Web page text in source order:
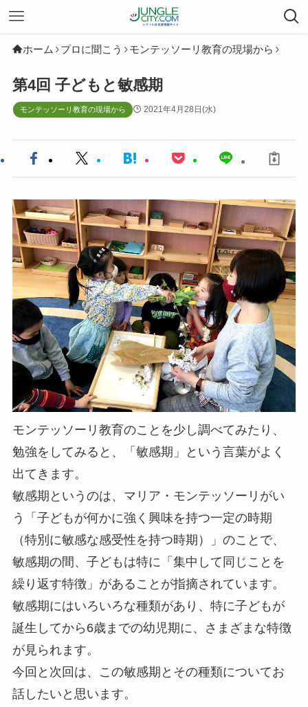
ホーム プロに聞こう モンテッソーリ教育の現場から
第4回 子どもと敏感期
モンテッソーリ教育の現場から 2021年4月28日(水)
モンテッソーリ教育のことを少し調べてみたり、
勉強をしてみると、「敏感期」という言葉がよく
出てきます。
敏感期というのは、マリア・モンテッソーリがい
う「子どもが何かに強く興味を持つ一定の時期
（特別に敏感な感受性を持つ時期）」のことで、
敏感期の間、子どもは特に「集中して同じことを
繰り返す特徴」があることが指摘されています。
敏感期にはいろいろな種類があり、特に子どもが
誕生してから6歳までの幼児期に、さまざまな特徴
が見られます。
今回と次回は、この敏感期とその種類についてお
話したいと思います。